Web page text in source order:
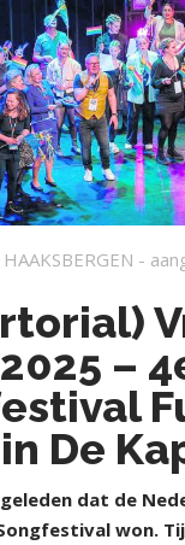
HAAKSBERGEN -
–
De
dat de
won.